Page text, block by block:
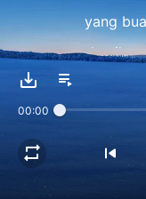
yang
dan ikut
Apa
Jika kau
00:00